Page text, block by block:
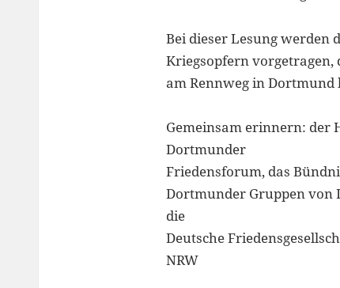
Bei dieser Lesung werden
Kriegsopfern
am Rennweg in Dortmund
Gemeinsam erinnern: der
Dortmunder
Friedensforum, das
Dortmunder Gruppen von
die
Deutsche
NRW